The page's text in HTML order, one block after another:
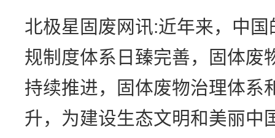
北极星固废网讯:近年来，中
规制度体系日臻完善，固体废
持续推进，固体废物治理体系
升，为建设生态文明和美丽中